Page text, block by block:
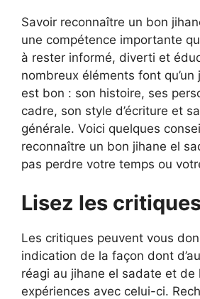
Savoir reconnaître un bon
une compétence importante
à rester informé, diverti et
nombreux éléments font
est bon : son histoire, ses
cadre, son style d’écriture et
générale. Voici quelques
reconnaître un bon jihane el
pas perdre votre temps ou
Lisez les
Les critiques peuvent vous
indication de la façon dont
réagi au jihane el sadate et de
expériences avec celui-ci.